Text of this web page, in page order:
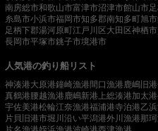
南房総市和歌山市富津市沼津市館山市
糸島市小浜市福岡市知多郡南知多町旭市
足柄下郡湯河原町江戸川区大田区神栖市
長岡市平塚市銚子市境港市
人気港の釣り船リスト
神湊港大原港鐘崎漁港間口漁港 鹿嶋旧港
真鶴港腰越漁港 鹿嶋新港 上総湊港加太港
宇佐美港松輪江奈漁港福浦港寺泊港乙
片貝旧港市堀川沿い平潟港外川漁港那